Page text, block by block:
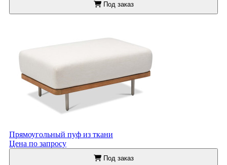
Под заказ
Прямоугольный пуф из ткани
Цена по запросу
Под заказ